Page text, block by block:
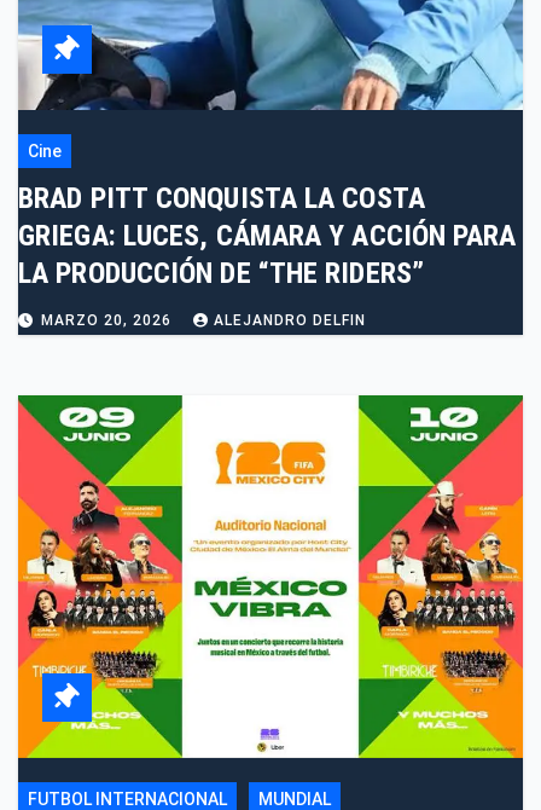
Cine
BRAD PITT CONQUISTA LA COSTA
GRIEGA: LUCES, CÁMARA Y ACCIÓN PARA
LA PRODUCCIÓN DE “THE RIDERS”
MARZO 20, 2026 ALEJANDRO DELFIN
FUTBOL INTERNACIONAL MUNDIAL